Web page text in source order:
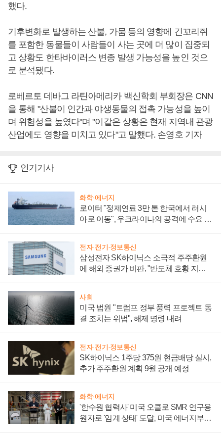
했다.
기후변화로 발생하는 산불, 가뭄 등의 영향에 긴꼬리쥐
를 포함한 동물들이 사람들이 사는 곳에 더 많이 집중되
고 상황도 한타바이러스 변종 발생 가능성을 높인 것으
로 분석됐다.
로베르토 데바그 라틴아메리카 백신학회 부회장은 CNN
을 통해 "산불이 인간과 야생동물의 접촉 가능성을 높이
며 위험성을 높였다"며 "이같은 상황은 현재 지역내 관광
산업에도 영향을 미치고 있다"고 말했다. 손영호 기자
인기기사
화학·에너지
로이터 "정제연료 3만 톤 한국에서 러시
아로 이동", 우크라이나의 공격에 수요 늘
전자·전기·정보통신
삼성전자 SK하이닉스 소극적 주주환원
에 해외 증권가 비판, "반도체 호황 지속
사회
미국 법원 "트럼프 정부 풍력 프로젝트 동
결 조치는 위법", 해제 명령 내려
전자·전기·정보통신
SK하이닉스 1주당 375원 현금배당 실시,
추가 주주환원 계획 9월 공개 예정
화학·에너지
'한수원 협력사' 미국 오클로 SMR 연구용
원자로 '임계 상태' 도달, 미국 에너지부